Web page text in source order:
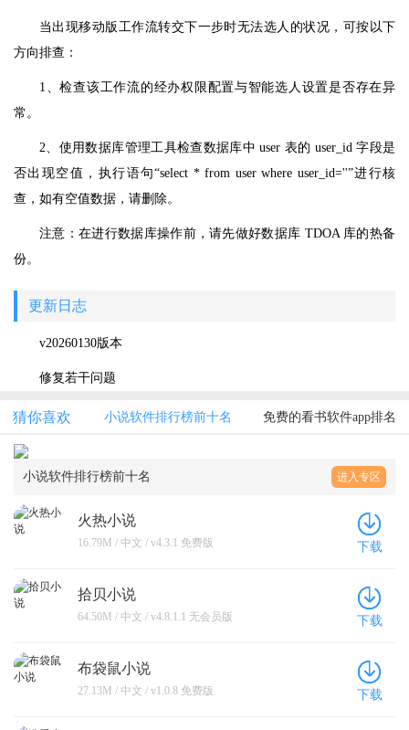
当出现移动版工作流转交下一步时无法选人的状况，可按以下
方向排查：
1、检查该工作流的经办权限配置与智能选人设置是否存在异
常。
2、使用数据库管理工具检查数据库中 user 表的 user_id 字段是
否出现空值，执行语句“select * from user where user_id=''”进行核
查，如有空值数据，请删除。
注意：在进行数据库操作前，请先做好数据库 TDOA 库的热备
份。
更新日志
v20260130版本
修复若干问题
猜你喜欢 小说软件排行榜前十名 免费的看书软件app排名
小说软件排行榜前十名 进入专区
火热小说
16.79M / 中文 / v4.3.1 免费版 下载
拾贝小说
64.50M / 中文 / v4.8.1.1 无会员版 下载
布袋鼠小说
27.13M / 中文 / v1.0.8 免费版 下载